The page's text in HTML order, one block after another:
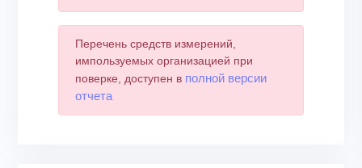
Перечень средств измерений,
импользуемых организацией при
поверке, доступен в полной версии
отчета